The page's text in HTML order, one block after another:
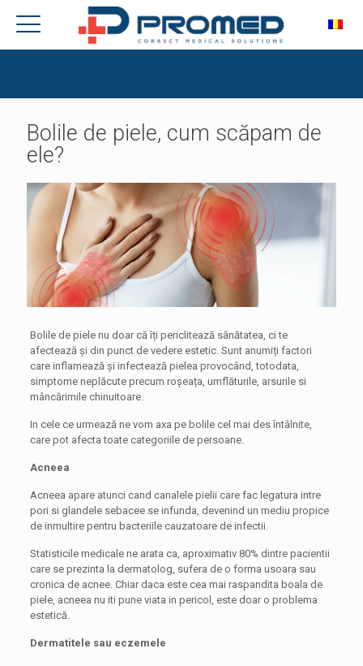
Bolile de piele, cum scăpam de
ele?
Bolile de piele nu doar că îți periclitează sănătatea, ci te
afectează și din punct de vedere estetic. Sunt anumiți factori
care inflamează și infectează pielea provocând, totodata,
simptome neplăcute precum roșeața, umflăturile, arsurile si
mâncărimile chinuitoare.
In cele ce urmează ne vom axa pe bolile cel mai des întâlnite,
care pot afecta toate categoriile de persoane.
Acneea
Acneea apare atunci cand canalele pielii care fac legatura intre
pori si glandele sebacee se infunda, devenind un mediu propice
de inmultire pentru bacteriile cauzatoare de infectii.
Statisticile medicale ne arata ca, aproximativ 80% dintre pacientii
care se prezinta la dermatolog, sufera de o forma usoara sau
cronica de acnee. Chiar daca este cea mai raspandita boala de
piele, acneea nu iti pune viata in pericol, este doar o problema
estetică.
Dermatitele sau eczemele